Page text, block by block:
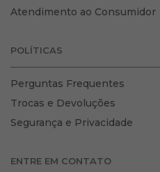
Atendimento ao Consumidor
POLÍTICAS
Perguntas Frequentes
Trocas e Devoluções
Segurança e Privacidade
ENTRE EM CONTATO